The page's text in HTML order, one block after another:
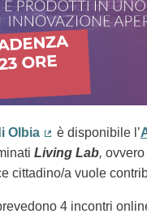
Olbia
(Collegamento
è disponibile l’
Living Lab, ovvero
cittadino/a vuole
4 incontri